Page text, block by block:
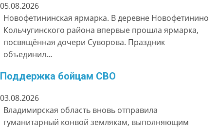
05.08.2026
Новофетининская ярмарка. В деревне Новофетинино
Кольчугинского района впервые прошла ярмарка,
посвящённая дочери Суворова. Праздник
объединил…
Поддержка бойцам СВО
03.08.2026
Владимирская область вновь отправила
гуманитарный конвой землякам, выполняющим